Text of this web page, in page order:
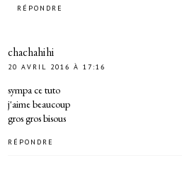
RÉPONDRE
chachahihi
20 AVRIL 2016 À 17:16
sympa ce tuto
j'aime beaucoup
gros gros bisous
RÉPONDRE